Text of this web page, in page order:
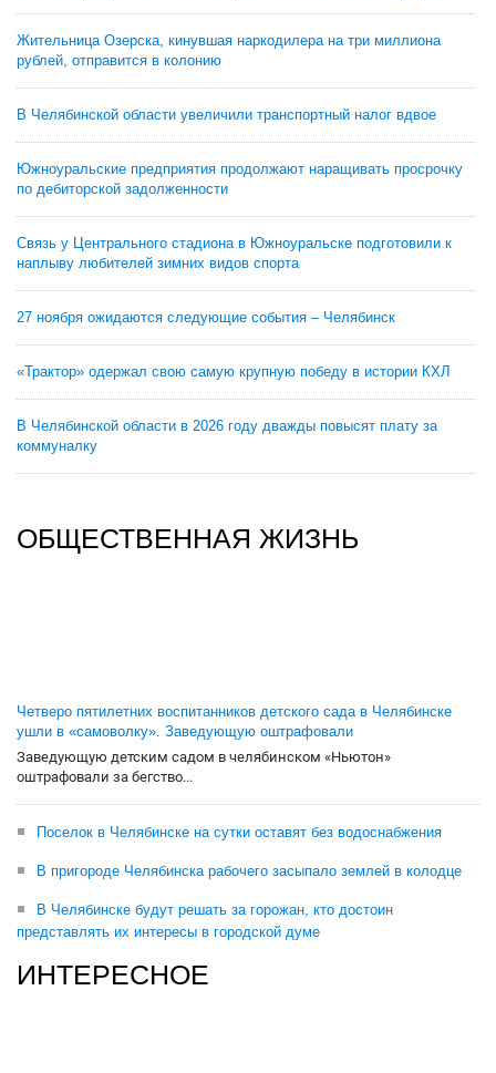
Жительница Озерска, кинувшая наркодилера на три миллиона
рублей, отправится в колонию
В Челябинской области увеличили транспортный налог вдвое
Южноуральские предприятия продолжают наращивать просрочку
по дебиторской задолженности
Связь у Центрального стадиона в Южноуральске подготовили к
наплыву любителей зимних видов спорта
27 ноября ожидаются следующие события – Челябинск
«Трактор» одержал свою самую крупную победу в истории КХЛ
В Челябинской области в 2026 году дважды повысят плату за
коммуналку
ОБЩЕСТВЕННАЯ ЖИЗНЬ
Четверо пятилетних воспитанников детского сада в Челябинске
ушли в «самоволку». Заведующую оштрафовали
Заведующую детским садом в челябинском «Ньютон»
оштрафовали за бегство...
Поселок в Челябинске на сутки оставят без водоснабжения
В пригороде Челябинска рабочего засыпало землей в колодце
В Челябинске будут решать за горожан, кто достоин
представлять их интересы в городской думе
ИНТЕРЕСНОЕ